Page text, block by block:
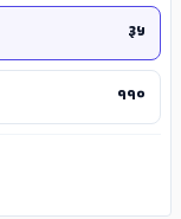
३५
११०